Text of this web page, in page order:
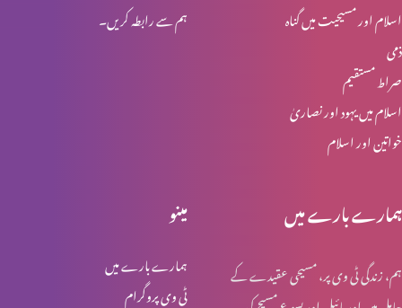
ہم سے رابطہ کریں۔
اسلام اور مسیحیت میں گناہ
ذمی
صراط مستقیم
اسلام میں یہود اور نصاریٰ
خواتین اور اسلام
مینو
ہمارے بارے میں
ٹی وی پروگرام
ہمارے بارے میں
ہم، زندگی ٹی وی پر، مسیحی عقیدے کے